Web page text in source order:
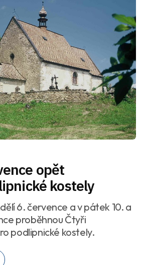
opět
kostely
6. července a v pátek 10. a
proběhnou Čtyři
podlipnické kostely.